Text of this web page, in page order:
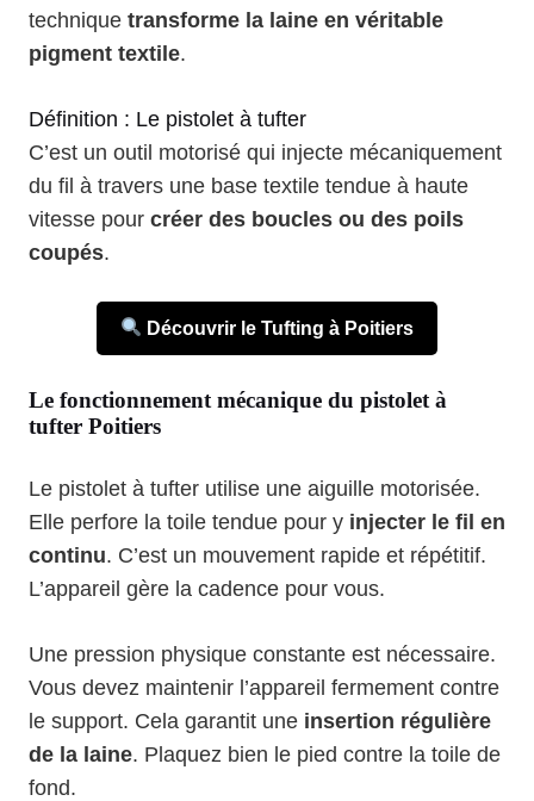
technique transforme la laine en véritable
pigment textile.
Définition : Le pistolet à tufter
C’est un outil motorisé qui injecte mécaniquement
du fil à travers une base textile tendue à haute
vitesse pour créer des boucles ou des poils
coupés.
Découvrir le Tufting à Poitiers
Le fonctionnement mécanique du pistolet à
tufter Poitiers
Le pistolet à tufter utilise une aiguille motorisée.
Elle perfore la toile tendue pour y injecter le fil en
continu. C’est un mouvement rapide et répétitif.
L’appareil gère la cadence pour vous.
Une pression physique constante est nécessaire.
Vous devez maintenir l’appareil fermement contre
le support. Cela garantit une insertion régulière
de la laine. Plaquez bien le pied contre la toile de
fond.